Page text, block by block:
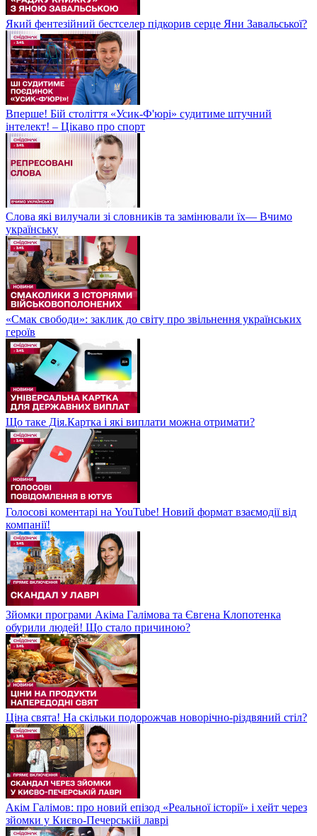
Який фентезійний бестселер підкорив серце Яни Завальської?
Вперше! Бій століття «Усик-Ф'юрі» судитиме штучний
інтелект! – Цікаво про спорт
Слова які вилучали зі словників та замінювали їх— Вчимо
українську
«Смак свободи»: заклик до світу про звільнення українських
героїв
Що таке Дія.Картка і які виплати можна отримати?
Голосові коментарі на YouTube! Новий формат взаємодії від
компанії!
Зйомки програми Акіма Галімова та Євгена Клопотенка
обурили людей! Що стало причиною?
Ціна свята! На скільки подорожчав новорічно-різдвяний стіл?
Акім Галімов: про новий епізод «Реальної історії» і хейт через
зйомки у Києво-Печерській лаврі